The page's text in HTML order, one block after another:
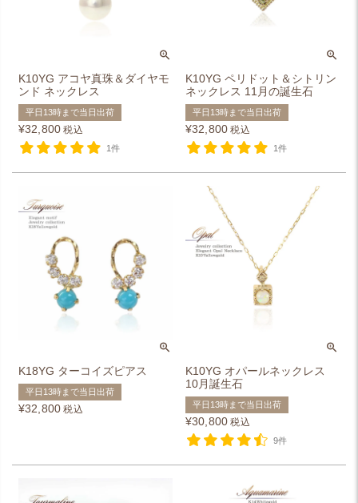
K10YG アコヤ真珠＆ダイヤモ
ンド ネックレス
平日13時まで当日出荷
¥32,800 税込
1件
K10YG ペリドット＆シトリン
ネックレス 11月の誕生石
平日13時まで当日出荷
¥32,800 税込
1件
K18YG ターコイズピアス
平日13時まで当日出荷
¥32,800 税込
K10YG オパールネックレス
10月誕生石
平日13時まで当日出荷
¥30,800 税込
9件